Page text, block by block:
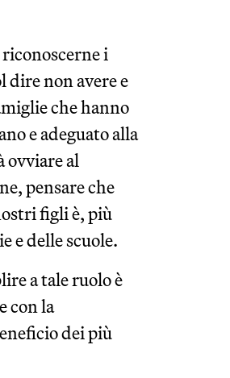
i
dire non avere e
che hanno
e adeguato alla
ovviare al
pensare che
figli è, più
e delle scuole.
a tale ruolo è
con la
dei più